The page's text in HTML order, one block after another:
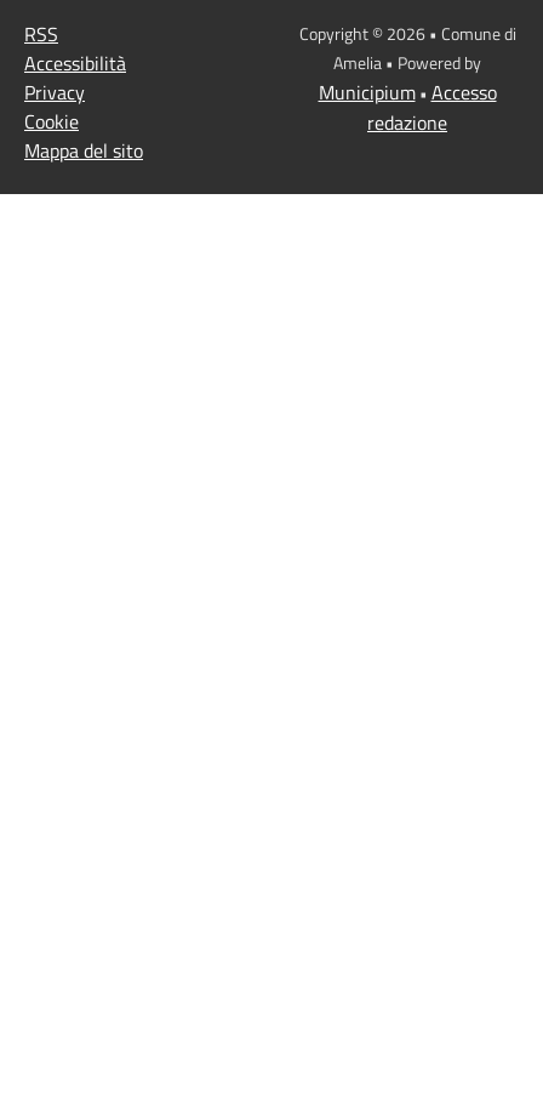
RSS
Accessibilità
Privacy
Cookie
Mappa del sito
Copyright © 2026 • Comune di
Amelia • Powered by
Municipium• Accesso
redazione